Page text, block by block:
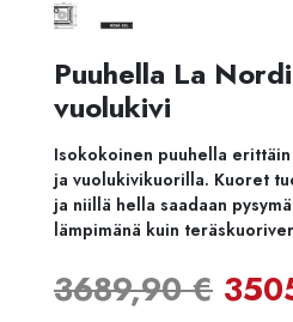
Puuhella La
vuolukivi
Isokokoinen puuhella
ja vuolukivikuorilla. Kuoret
ja niillä hella saadaan
lämpimänä kuin
3689,90€